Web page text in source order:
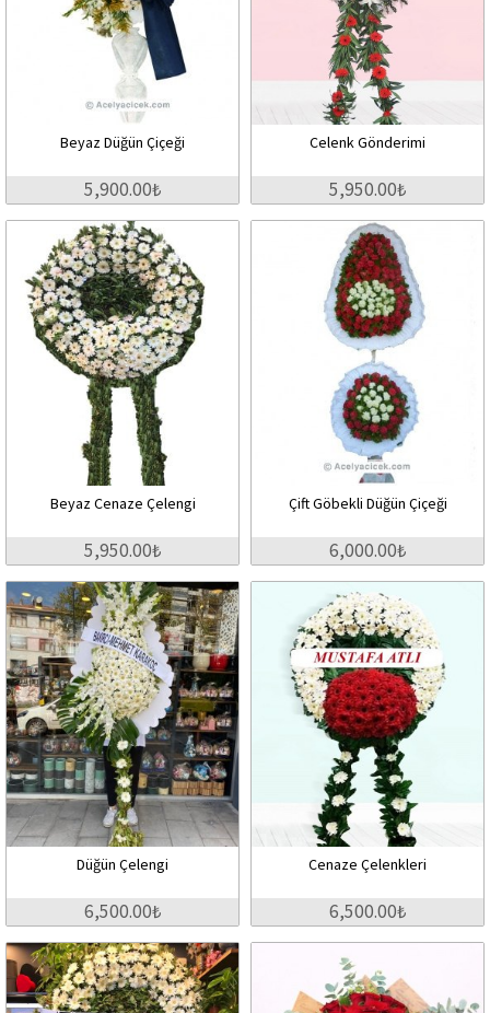
Beyaz Düğün Çiçeği
5,900.00₺
Celenk Gönderimi
5,950.00₺
Beyaz Cenaze Çelengi
5,950.00₺
Çift Göbekli Düğün Çiçeği
6,000.00₺
Düğün Çelengi
6,500.00₺
Cenaze Çelenkleri
6,500.00₺